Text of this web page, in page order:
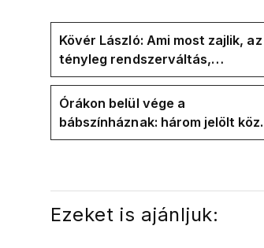
Kövér László: Ami most zajlik, az
tényleg rendszerváltás,
pontosabban
rendszervisszaváltás
Órákon belül vége a
bábszínháznak: három jelölt
"választ" ma államfőt a Tisza-
Ezeket is ajánljuk: